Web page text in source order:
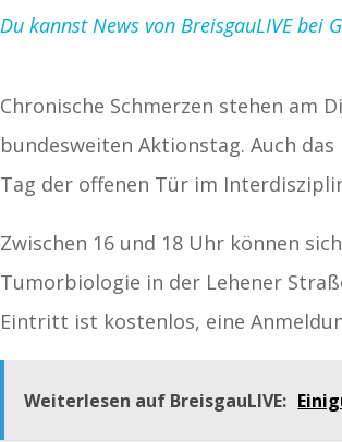
Du kannst News von BreisgauLIVE bei
Chronische Schmerzen stehen am
bundesweiten Aktionstag. Auch
Tag der offenen Tür im
Zwischen 16 und 18 Uhr können
Tumorbiologie in der Lehener
Eintritt ist kostenlos, eine
Weiterlesen auf BreisgauLIVE: